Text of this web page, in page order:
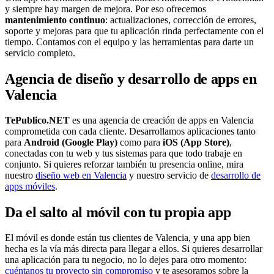
y siempre hay margen de mejora. Por eso ofrecemos
mantenimiento continuo: actualizaciones, corrección de errores,
soporte y mejoras para que tu aplicación rinda perfectamente con el
tiempo. Contamos con el equipo y las herramientas para darte un
servicio completo.
Agencia de diseño y desarrollo de apps en
Valencia
TePublico.NET es una agencia de creación de apps en Valencia
comprometida con cada cliente. Desarrollamos aplicaciones tanto
para Android (Google Play) como para iOS (App Store),
conectadas con tu web y tus sistemas para que todo trabaje en
conjunto. Si quieres reforzar también tu presencia online, mira
nuestro diseño web en Valencia y nuestro servicio de desarrollo de
apps móviles.
Da el salto al móvil con tu propia app
El móvil es donde están tus clientes de Valencia, y una app bien
hecha es la vía más directa para llegar a ellos. Si quieres desarrollar
una aplicación para tu negocio, no lo dejes para otro momento:
cuéntanos tu proyecto sin compromiso y te asesoramos sobre la